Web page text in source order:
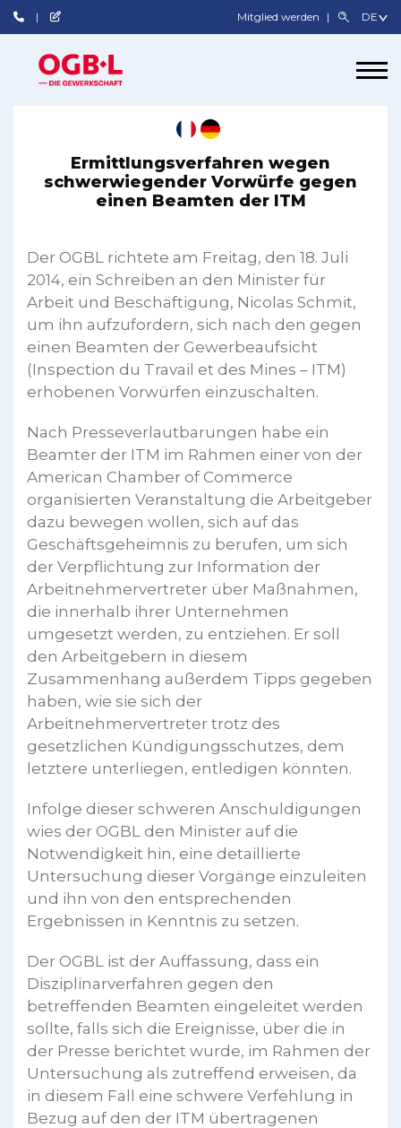
Mitglied werden
Ermittlungsverfahren wegen
schwerwiegender Vorwürfe gegen
einen Beamten der ITM
Der OGBL richtete am Freitag, den 18. Juli
2014, ein Schreiben an den Minister für
Arbeit und Beschäftigung, Nicolas Schmit,
um ihn aufzufordern, sich nach den gegen
einen Beamten der Gewerbeaufsicht
(Inspection du Travail et des Mines – ITM)
erhobenen Vorwürfen einzuschalten.
Nach Presseverlautbarungen habe ein
Beamter der ITM im Rahmen einer von der
American Chamber of Commerce
organisierten Veranstaltung die Arbeitgeber
dazu bewegen wollen, sich auf das
Geschäftsgeheimnis zu berufen, um sich
der Verpflichtung zur Information der
Arbeitnehmervertreter über Maßnahmen,
die innerhalb ihrer Unternehmen
umgesetzt werden, zu entziehen. Er soll
den Arbeitgebern in diesem
Zusammenhang außerdem Tipps gegeben
haben, wie sie sich der
Arbeitnehmervertreter trotz des
gesetzlichen Kündigungsschutzes, dem
letztere unterliegen, entledigen könnten.
Infolge dieser schweren Anschuldigungen
wies der OGBL den Minister auf die
Notwendigkeit hin, eine detaillierte
Untersuchung dieser Vorgänge einzuleiten
und ihn von den entsprechenden
Ergebnissen in Kenntnis zu setzen.
Der OGBL ist der Auffassung, dass ein
Disziplinarverfahren gegen den
betreffenden Beamten eingeleitet werden
sollte, falls sich die Ereignisse, über die in
der Presse berichtet wurde, im Rahmen der
Untersuchung als zutreffend erweisen, da
in diesem Fall eine schwere Verfehlung in
Bezug auf den der ITM übertragenen